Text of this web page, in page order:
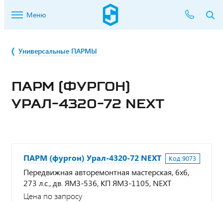
Меню
Универсальные ПАРМЫ
ПАРМ (ФУРГОН)
УРАЛ-4320-72 NEXT
ПАРМ (фургон) Урал-4320-72 NEXT Код:9073
Передвижная авторемонтная мастерская, 6х6,
273 л.с., дв. ЯМЗ-536, КП ЯМЗ-1105, NEXT
Цена по запросу